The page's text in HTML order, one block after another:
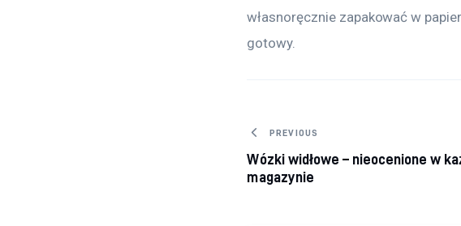
własnoręcznie zapakować w
gotowy.
Nawigacja wpisu
PREVIOUS
Wózki widłowe – nieocenione w
magazynie